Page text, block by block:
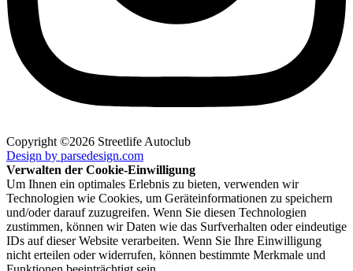
Copyright ©2026 Streetlife Autoclub
Design by parsedesign.com
Verwalten der Cookie-Einwilligung
Um Ihnen ein optimales Erlebnis zu bieten, verwenden wir
Technologien wie Cookies, um Geräteinformationen zu speichern
und/oder darauf zuzugreifen. Wenn Sie diesen Technologien
zustimmen, können wir Daten wie das Surfverhalten oder eindeutige
IDs auf dieser Website verarbeiten. Wenn Sie Ihre Einwilligung
nicht erteilen oder widerrufen, können bestimmte Merkmale und